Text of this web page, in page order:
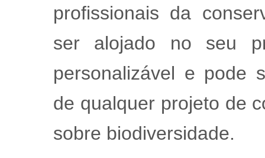
profissionais da
ser alojado no seu
personalizável e pode
de qualquer projeto de
sobre biodiversidade.